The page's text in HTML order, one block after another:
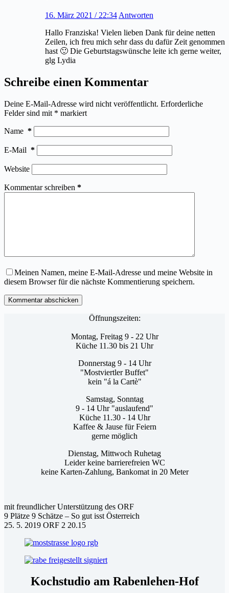
16. März 2021 / 22:34 Antworten
Hallo Franziska! Vielen lieben Dank für deine netten
Zeilen, ich freu mich sehr dass du dafür Zeit genommen
hast 🙂 Die Geburtstagswünsche leite ich gerne weiter,
glg Lydia
Schreibe einen Kommentar
Deine E-Mail-Adresse wird nicht veröffentlicht. Erforderliche
Felder sind mit * markiert
Name *
E-Mail *
Website
Kommentar schreiben *
Meinen Namen, meine E-Mail-Adresse und meine Website in
diesem Browser für die nächste Kommentierung speichern.
Kommentar abschicken
Öffnungszeiten:
Montag, Freitag 9 - 22 Uhr
Küche 11.30 bis 21 Uhr
Donnerstag 9 - 14 Uhr
"Mostviertler Buffet"
kein "á la Cartè"
Samstag, Sonntag
9 - 14 Uhr "auslaufend"
Küche 11.30 - 14 Uhr
Kaffee & Jause für Feiern
gerne möglich
Dienstag, Mittwoch Ruhetag
Leider keine barrierefreien WC
keine Karten-Zahlung, Bankomat in 20 Meter
mit freundlicher Unterstützung des ORF
9 Plätze 9 Schätze – So gut isst Österreich
25. 5. 2019 ORF 2 20.15
Kochstudio am Rabenlehen-Hof